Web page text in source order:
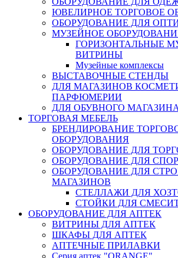
ЮВЕЛИРНОЕ ТОРГОВОЕ
ОБОРУДОВАНИЕ ДЛЯ
МУЗЕЙНОЕ
ГОРИЗОНТАЛЬНЫЕ
ВИТРИНЫ
Музейные комплексы
ВЫСТАВОЧНЫЕ СТЕНДЫ
ДЛЯ МАГАЗИНОВ
ПАРФЮМЕРИИ
ДЛЯ ОБУВНОГО МАГАЗИНА
ТОРГОВАЯ МЕБЕЛЬ
БРЕНДИРОВАНИЕ
ОБОРУДОВАНИЯ
ОБОРУДОВАНИЕ ДЛЯ
ОБОРУДОВАНИЕ ДЛЯ
ОБОРУДОВАНИЕ ДЛЯ
МАГАЗИНОВ
СТЕЛЛАЖИ ДЛЯ
СТОЙКИ ДЛЯ
ОБОРУДОВАНИЕ ДЛЯ АПТЕК
ВИТРИНЫ ДЛЯ АПТЕК
ШКАФЫ ДЛЯ АПТЕК
АПТЕЧНЫЕ ПРИЛАВКИ
Серия аптек "ORANGE"